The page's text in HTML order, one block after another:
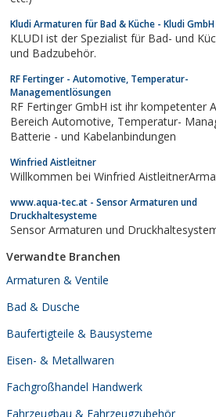
Kludi Armaturen für Bad & Küche - Kludi GmbH
KLUDI ist der Spezialist für Bad- und
und Badzubehör.
RF Fertinger - Automotive, Temperatur-
Managementlösungen
RF Fertinger GmbH ist ihr kompetenter
Bereich Automotive, Temperatur- Managementlösungen und
Batterie - und Kabelanbindungen
Winfried Aistleitner
Willkommen bei Winfried
www.aqua-tec.at - Sensor Armaturen und
Druckhaltesysteme
Sensor Armaturen und
Verwandte Branchen
Armaturen & Ventile
Bad & Dusche
Baufertigteile & Bausysteme
Eisen- & Metallwaren
Fachgroßhandel Handwerk
Fahrzeugbau & Fahrzeugzubehör